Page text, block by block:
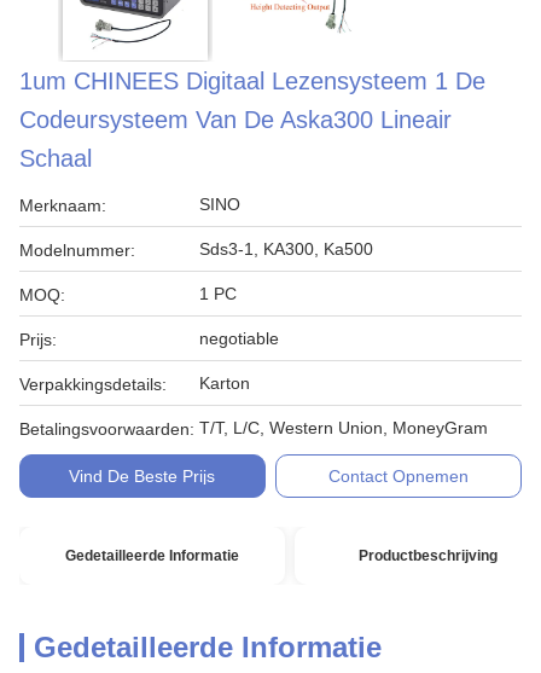
1um CHINEES Digitaal Lezensysteem 1 De
Codeursysteem Van De Aska300 Lineair
Schaal
Merknaam: SINO
Modelnummer: Sds3-1, KA300, Ka500
MOQ: 1 PC
Prijs: negotiable
Verpakkingsdetails: Karton
Betalingsvoorwaarden: T/T, L/C, Western Union, MoneyGram
Vind De Beste Prijs Contact Opnemen
Gedetailleerde Informatie Productbeschrijving
Gedetailleerde Informatie